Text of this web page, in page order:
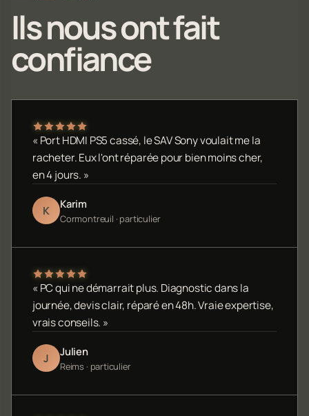
Ils nous ont fait
confiance
« Port HDMI PS5 cassé, le SAV Sony voulait me la
racheter. Eux l'ont réparée pour bien moins cher,
en 4 jours. »
K Karim
Cormontreuil · particulier
« PC qui ne démarrait plus. Diagnostic dans la
journée, devis clair, réparé en 48h. Vraie expertise,
vrais conseils. »
J Julien
Reims · particulier